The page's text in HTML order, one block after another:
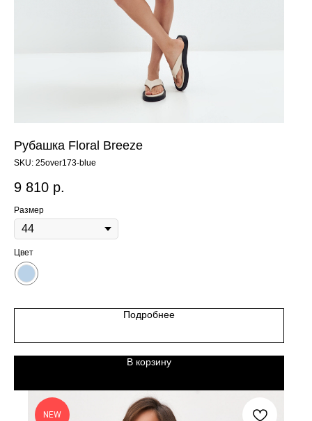
Рубашка Floral Breeze
SKU: 25over173-blue
9 810 р.
Размер
Цвет
Подробнее
В корзину
NEW